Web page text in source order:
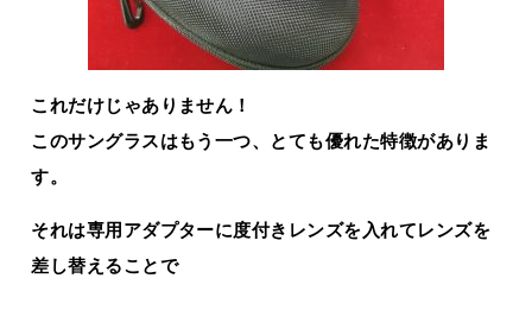
これだけじゃありません！
このサングラスはもう一つ、とても優れた特徴がありま
す。
それは専用アダプターに度付きレンズを入れてレンズを
差し替えることで